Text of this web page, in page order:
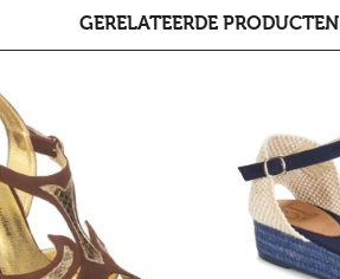
GERELATEERDE PRODUCTEN